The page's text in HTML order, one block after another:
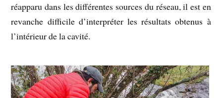
réapparu dans les différentes sources du réseau, il est en
revanche difficile d’interpréter les résultats obtenus à
l’intérieur de la cavité.